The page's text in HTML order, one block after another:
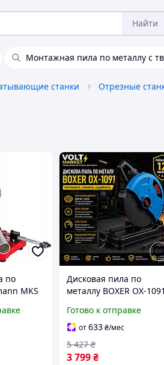
Найти
Монтажная пила по металлу с
станки Отрезные
по
MKS
Дисковая пила по
металлу BOXER OX-1091
3800 об/мин для
точной резки металла
Готово к отправке
от633₴/мес
3 799₴
5 427 ₴